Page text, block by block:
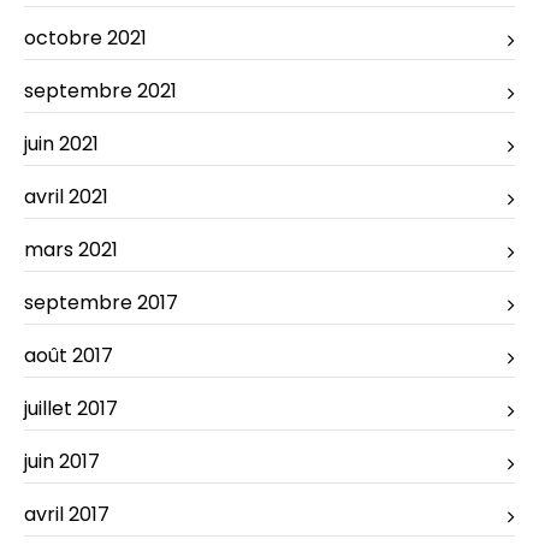
octobre 2021
septembre 2021
juin 2021
avril 2021
mars 2021
septembre 2017
août 2017
juillet 2017
juin 2017
avril 2017